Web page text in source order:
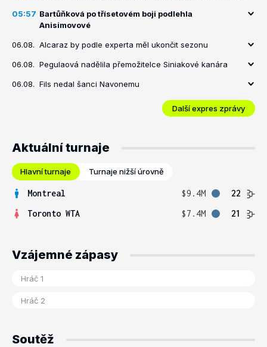
05:57 Bartůňková po třísetovém boji podlehla
Anisimovové
06.08. Alcaraz by podle experta měl ukončit sezonu
06.08. Pegulaová nadělila přemožitelce Siniakové kanára
06.08. Fils nedal šanci Navonemu
Další expres zprávy
Aktuální turnaje
Hlavní turnaje Turnaje nižší úrovně
Montreal $9.4M
22
Toronto WTA
$7.4M 21
Vzájemné zápasy
Soutěž